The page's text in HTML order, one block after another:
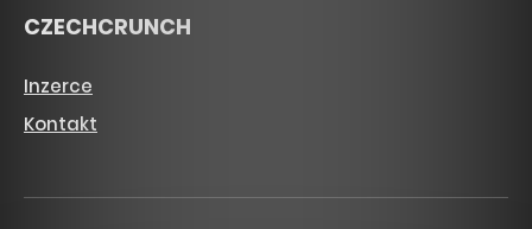
CZECHCRUNCH
Inzerce
Kontakt